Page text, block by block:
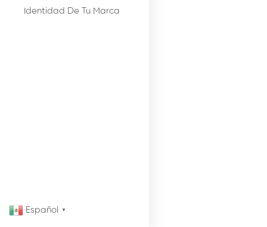
Identidad De Tu Marca
Español ▼